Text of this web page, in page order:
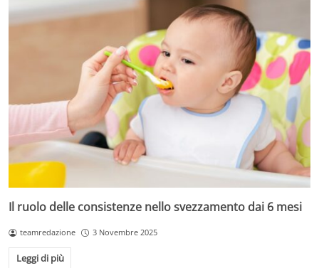
Il ruolo delle consistenze nello svezzamento dai 6 mesi
teamredazione 3 Novembre 2025
Leggi di più